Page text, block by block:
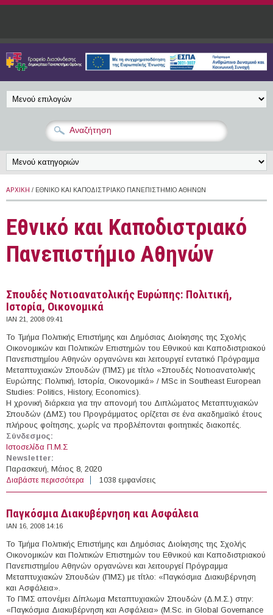
Παράκαμψη προς το κυρίως περιεχόμενο
ΑΡΧΙΚΉ / ΕΘΝΙΚΌ ΚΑΙ ΚΑΠΟΔΙΣΤΡΙΑΚΌ ΠΑΝΕΠΙΣΤΉΜΙΟ ΑΘΗΝΏΝ
Εθνικό και Καποδιστριακό
Πανεπιστήμιο Αθηνών
Σπουδές Νοτιοανατολικής Ευρώπης: Πολιτική,
Ιστορία, Οικονομικά
ΙΑΝ 21, 2008 09:41
Το Τμήμα Πολιτικής Επιστήμης και Δημόσιας Διοίκησης της Σχολής
Οικονομικών και Πολιτικών Επιστημών του Εθνικού και Καποδιστριακού
Πανεπιστημίου Αθηνών οργανώνει και λειτουργεί εντατικό Πρόγραμμα
Μεταπτυχιακών Σπουδών (ΠΜΣ) με τίτλο «Σπουδές Νοτιοανατολικής
Ευρώπης: Πολιτική, Ιστορία, Οικονομικά» / MSc in Southeast European
Studies: Politics, History, Economics).
Η χρονική διάρκεια για την απονομή του Διπλώματος Μεταπτυχιακών
Σπουδών (ΔΜΣ) του Προγράμματος ορίζεται σε ένα ακαδημαϊκό έτους
πλήρους φοίτησης, χωρίς να προβλέπονται φοιτητικές διακοπές.
Σύνδεσμος:
Ιστοσελίδα Π.Μ.Σ
Newsletter:
Παρασκευή, Μάιος 8, 2020
Διαβάστε περισσότερα για Σπουδές Νοτιοανατολικής Ευρώπης: Πολιτική,
Ιστορία, Οικονομικά
1038 εμφανίσεις
Παγκόσμια Διακυβέρνηση και Ασφάλεια
ΙΑΝ 16, 2008 14:16
Το Τμήμα Πολιτικής Επιστήμης και Δημόσιας Διοίκησης της Σχολής
Οικονομικών και Πολιτικών Επιστημών του Εθνικού και Καποδιστριακού
Πανεπιστημίου Αθηνών οργανώνει και λειτουργεί Πρόγραμμα
Μεταπτυχιακών Σπουδών (ΠΜΣ) με τίτλο: «Παγκόσμια Διακυβέρνηση
και Ασφάλεια».
Το ΠΜΣ απονέμει Δίπλωμα Μεταπτυχιακών Σπουδών (Δ.Μ.Σ.) στην:
«Παγκόσμια Διακυβέρνηση και Ασφάλεια» (M.Sc. in Global Governance